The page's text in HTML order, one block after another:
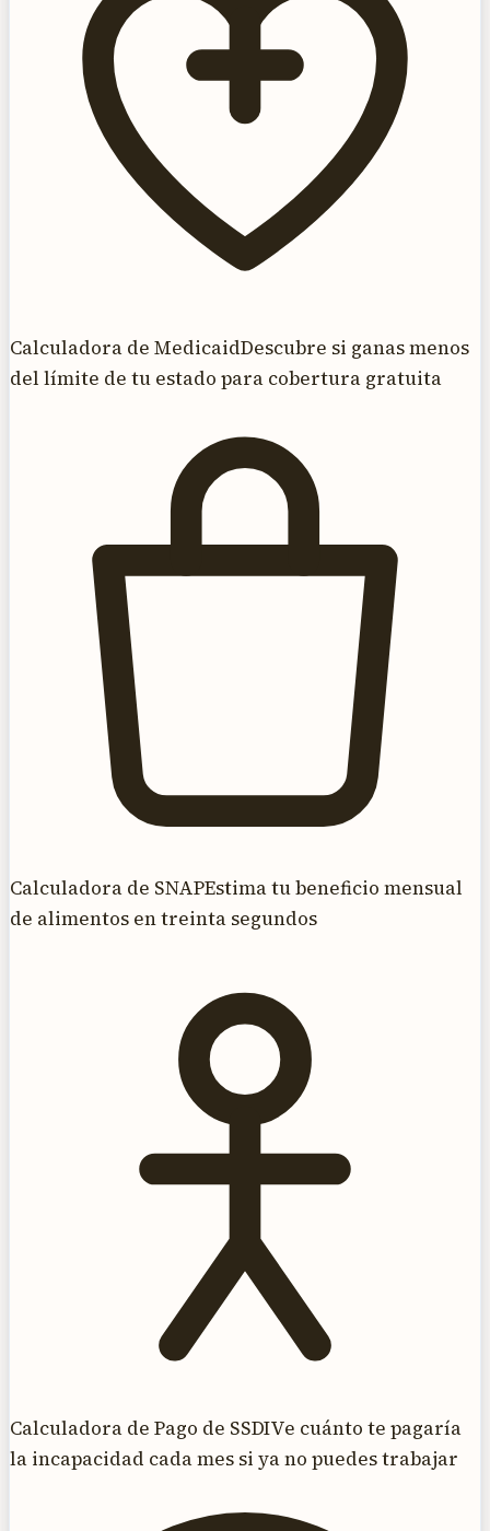
Calculadora de MedicaidDescubre si ganas menos
del límite de tu estado para cobertura gratuita
Calculadora de SNAPEstima tu beneficio mensual
de alimentos en treinta segundos
Calculadora de Pago de SSDIVe cuánto te pagaría
la incapacidad cada mes si ya no puedes trabajar